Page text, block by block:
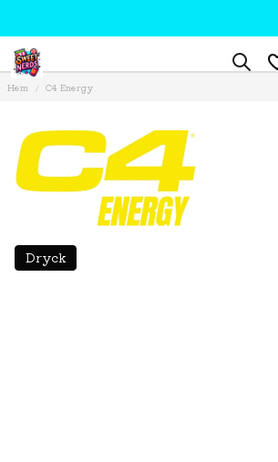
Hem C4 Energy
Dryck